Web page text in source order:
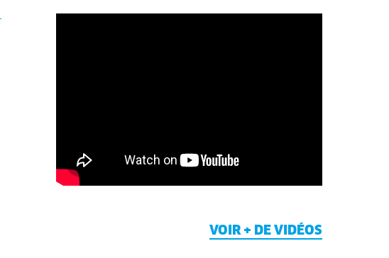
VOIR + DE VIDÉOS